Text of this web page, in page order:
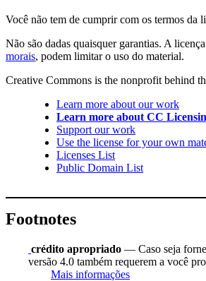
Você não tem de cumprir com os termos da
Não são dadas quaisquer garantias. A
morais, podem limitar o uso do material.
Creative Commons is the nonprofit behind
Learn more about our work
Learn more about CC
Support our work
Use the license for your own
Licenses List
Public Domain List
Footnotes
crédito apropriado — Caso seja
versão 4.0 também requerem a você
Mais informações